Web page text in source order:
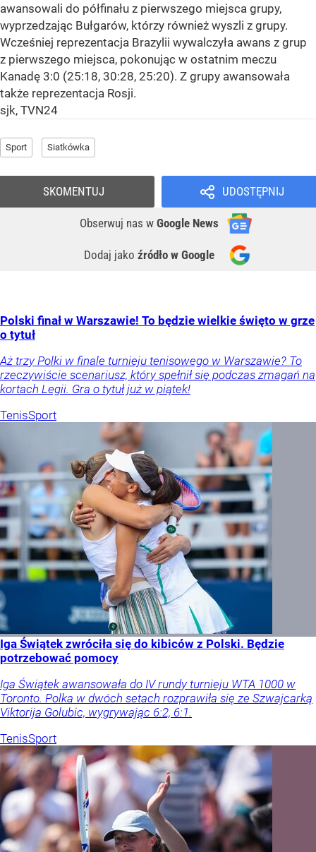
awansowali do półfinału z pierwszego miejsca grupy,
wyprzedzając Bułgarów, którzy również wyszli z grupy.
Wcześniej reprezentacja Brazylii wywalczyła awans z grup
z pierwszego miejsca, pokonując w ostatnim meczu
Kanadę 3:0 (25:18, 30:28, 25:20). Z grupy awansowała
także reprezentacja Rosji.
sjk, TVN24
Sport Siatkówka
UDOSTĘPNIJ
Obserwuj nas w Google News
Dodaj jako źródło w Google
SKOMENTUJ
Polski finał w Warszawie! To będzie wielkie święto w grze
o tytuł
Aż trzy Polki w finale turnieju tenisowego w Warszawie? To
rzeczywiście scenariusz, który spełnił się podczas zmagań na
kortach Legii. Gra o tytuł już w piątek!
TenisSport
Iga Świątek zwróciła się do kibiców z Polski. Będzie
potrzebować pomocy
Iga Świątek awansowała do IV rundy turnieju WTA 1000 w
Toronto. Polka w dwóch setach rozprawiła się ze Szwajcarką
Viktorija Golubic, wygrywając 6:2, 6:1.
TenisSport